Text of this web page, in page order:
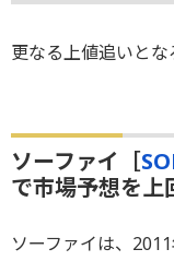
更なる上値追いとな
ソーファイ［
で市場予想を上
ソーファイは、